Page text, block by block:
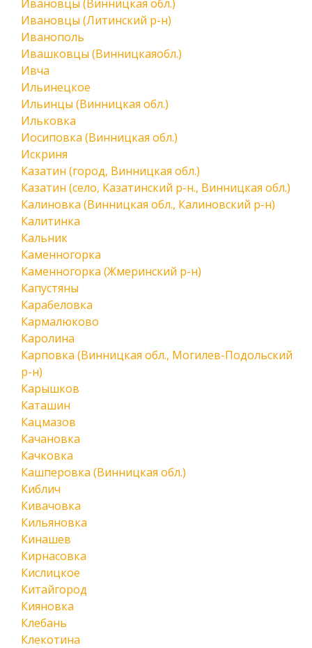
Ивановцы (Винницкая обл.)
Ивановцы (Литинский р-н)
Иванополь
Ивашковцы (Винницкаяобл.)
Ивча
Ильинецкое
Ильинцы (Винницкая обл.)
Ильковка
Иосиповка (Винницкая обл.)
Искриня
Казатин (город, Винницкая обл.)
Казатин (село, Казатинский р-н., Винницкая обл.)
Калиновка (Винницкая обл., Калиновский р-н)
Калитинка
Кальник
Каменногорка
Каменногорка (Жмеринский р-н)
Капустяны
Карабеловка
Кармалюково
Каролина
Карповка (Винницкая обл., Могилев-Подольский
р-н)
Карышков
Каташин
Кацмазов
Качановка
Качковка
Кашперовка (Винницкая обл.)
Киблич
Кивачовка
Кильяновка
Кинашев
Кирнасовка
Кислицкое
Китайгород
Кияновка
Клебань
Клекотина